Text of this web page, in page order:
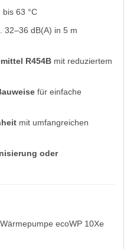
bis 63 °C
32–36 dB(A) in 5 m
R454B mit reduziertem
für einfache
mit umfangreichen
oder
ecoWP 10Xe